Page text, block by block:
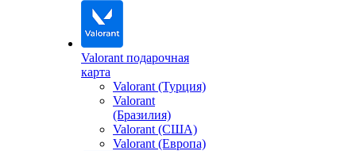
Valorant подарочная
карта
Valorant (Турция)
Valorant
(Бразилия)
Valorant (США)
Valorant (Европа)